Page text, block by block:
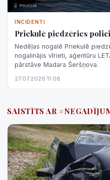
INCIDENTI
Priekulē piedzēries
Nedēļas nogalē Priekulē
nogalinājis vīrieti, aģentūru
pārstāve Madara Šeršņova.
27.07.2026 11:08
SAISTĪTS AR